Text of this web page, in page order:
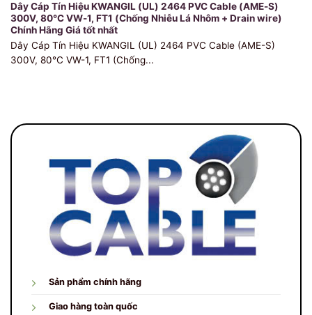
Sản phẩm chính hãng
Giao hàng toàn quốc
Dây Cáp Tín Hiệu KWANGIL (UL) 2464 PVC Cable (AME-S)
300V, 80℃ VW-1, FT1 (Chống Nhiễu Lá Nhôm + Drain wire)
Chính Hãng Giá tốt nhất
Dây Cáp Tín Hiệu KWANGIL (UL) 2464 PVC Cable (AME-S)
300V, 80℃ VW-1, FT1 (Chống...